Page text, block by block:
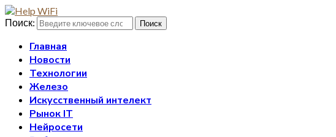
Поиск: Поиск
Главная
Новости
Технологии
Железо
Искусственный интелект
Рынок IT
Нейросети